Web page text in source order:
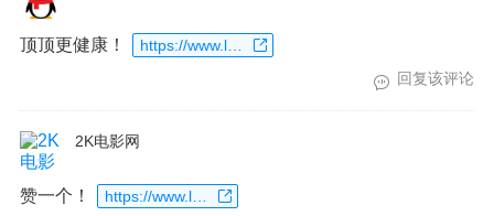
顶顶更健康！
回复该评论
2K电影网
赞一个！